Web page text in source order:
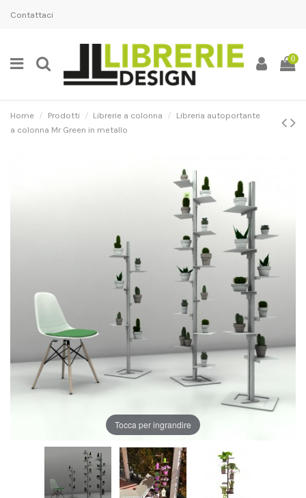
Contattaci
0
Home Prodotti Librerie a colonna
Libreria autoportante
a colonna Mr Green in metallo
Tocca per ingrandire